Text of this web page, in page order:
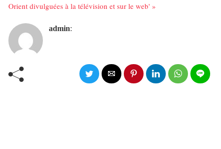
Orient divulguées à la télévision et sur le web' »
admin: